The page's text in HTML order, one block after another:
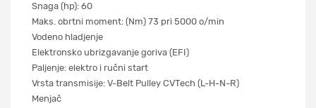
Snaga (hp): 60
Maks. obrtni moment: (Nm) 73 pri 5000 o/min
Vodeno hladjenje
Elektronsko ubrizgavanje goriva (EFI)
Paljenje: elektro i ručni start
Vrsta transmisije: V-Belt Pulley CVTech (L-H-N-R)
Menjač